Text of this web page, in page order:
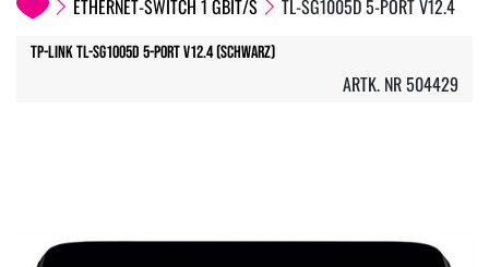
ETHERNET-SWITCH 1 GBIT/S TL-SG1005D 5-PORT V12.4
TP-Link TL-SG1005D 5-Port V12.4 (Schwarz)
ARTK. NR 504429